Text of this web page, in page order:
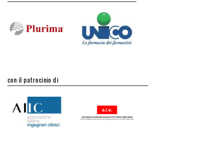
con il patrocinio di